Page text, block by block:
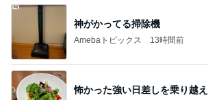
神がかってる掃除機
Amebaトピックス 13時間前
怖かった強い日差しを乗り越